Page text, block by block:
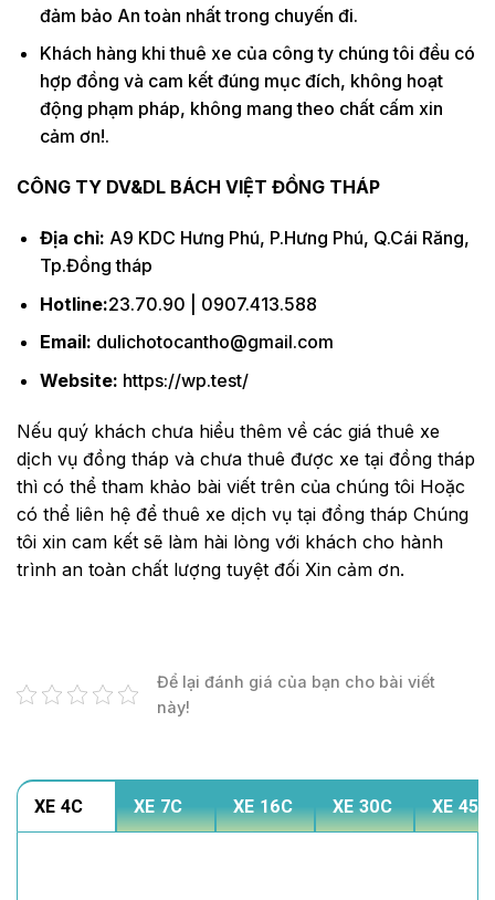
đảm bảo An toàn nhất trong chuyến đi.
Khách hàng khi thuê xe của công ty chúng tôi đều có
hợp đồng và cam kết đúng mục đích, không hoạt
động phạm pháp, không mang theo chất cấm xin
cảm ơn!.
CÔNG TY DV&DL BÁCH VIỆT ĐỒNG THÁP
Địa chỉ: A9 KDC Hưng Phú, P.Hưng Phú, Q.Cái Răng,
Tp.Đồng tháp
Hotline:23.70.90 | 0907.413.588
Email: dulichotocantho@gmail.com
Website: https://wp.test/
Nếu quý khách chưa hiểu thêm về các giá thuê xe
dịch vụ đồng tháp và chưa thuê được xe tại đồng tháp
thì có thể tham khảo bài viết trên của chúng tôi Hoặc
có thể liên hệ để thuê xe dịch vụ tại đồng tháp Chúng
tôi xin cam kết sẽ làm hài lòng với khách cho hành
trình an toàn chất lượng tuyệt đối Xin cảm ơn.
Để lại đánh giá của bạn cho bài viết
này!
XE 4C XE 7C XE 16C XE 30C XE 45C